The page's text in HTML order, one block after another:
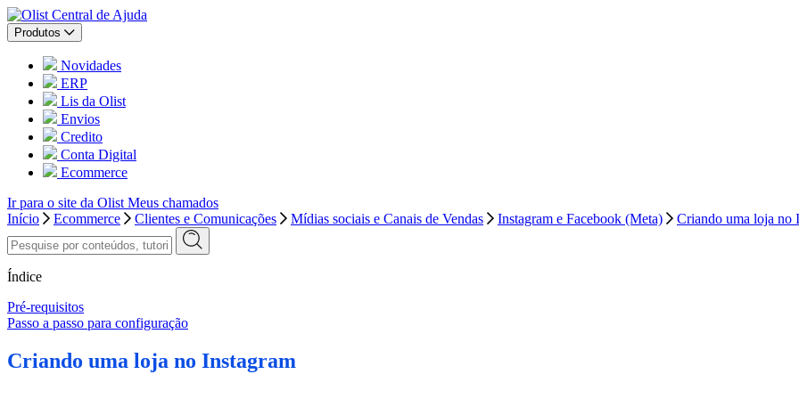
Central de Ajuda
Produtos
Novidades
ERP
Lis da Olist
Envios
Credito
Conta Digital
Ecommerce
Ir para o site da Olist Meus chamados
Início
Ecommerce Clientes e Comunicações Mídias sociais e Canais de Vendas Instagram e Facebook (Meta) Criando uma loja no
Índice
Pré-requisitos
Passo a passo para configuração
Criando uma loja no Instagram